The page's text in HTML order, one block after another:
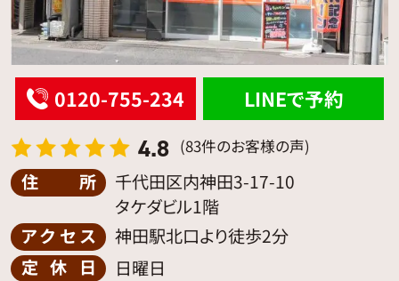
4.8 (83件のお客様の声)
住所
千代田区内神田3-17-10
タケダビル1階
アクセス
神田駅北口より徒歩2分
定休日
日曜日
0120-755-234 LINEで予約